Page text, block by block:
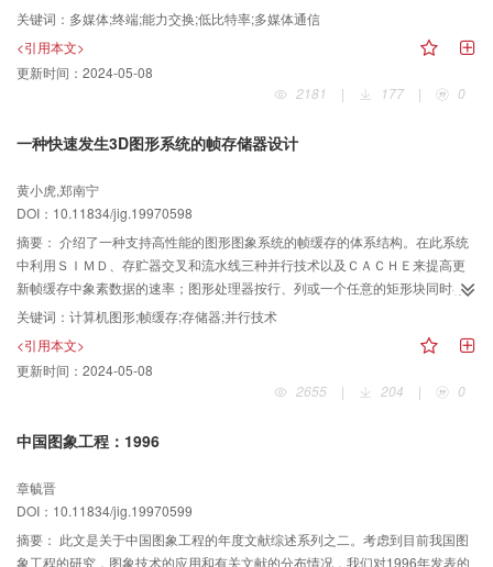
编解码（H.263）和其它音频，复用等标准。使H.324终端具有更好的视频效
关键词： 多媒体;终端;能力交换;低比特率;多媒体通信
<引用本文>
更新时间： 2024-05-08
2181
| 177 | 0
一种快速发生3D图形系统的帧存储器设计
黄小虎,郑南宁
DOI：10.11834/jig.19970598
摘要： 介绍了一种支持高性能的图形图象系统的帧缓存的体系结构。在此系统
中利用ＳＩＭＤ、存贮器交叉和流水线三种并行技术以及ＣＡＣＨＥ来提高更
新帧缓存中象素数据的速率；图形处理器按行、列或一个任意的矩形块同时存
取Ｎ／２个象素（Ｎ为帧缓存的模块数）。系统中的Ｚ－ＢＵＦＦＥＲ可以提
关键词： 计算机图形;帧缓存;存储器;并行技术
<引用本文>
更新时间： 2024-05-08
2655
| 204 | 0
中国图象工程：1996
章毓晋
DOI：10.11834/jig.19970599
摘要： 此文是关于中国图象工程的年度文献综述系列之二。考虑到目前我国图
象工程的研究，图象技术的应用和有关文献的分布情况，我们对1996年发表的